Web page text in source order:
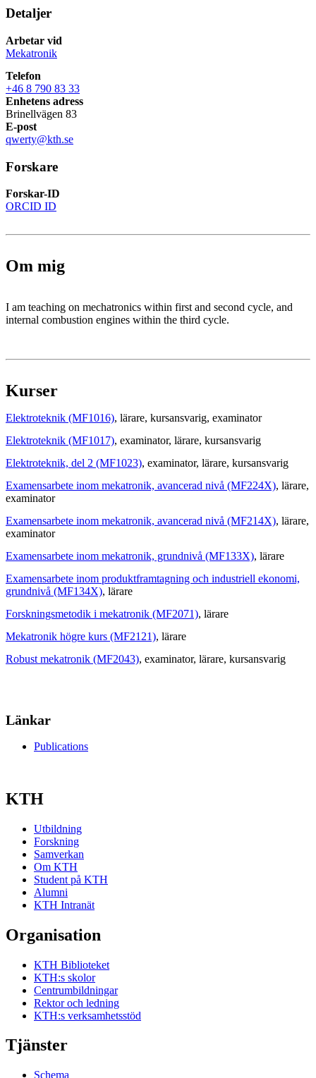
Detaljer
Arbetar vid
Mekatronik
Telefon
+46 8 790 83 33
Enhetens adress
Brinellvägen 83
E-post
qwerty@kth.se
Forskare
Forskar-ID
ORCID ID
Om mig
I am teaching on mechatronics within first and second cycle, and
internal combustion engines within the third cycle.
Kurser
Elektroteknik (MF1016), lärare, kursansvarig, examinator
Elektroteknik (MF1017), examinator, lärare, kursansvarig
Elektroteknik, del 2 (MF1023), examinator, lärare, kursansvarig
Examensarbete inom mekatronik, avancerad nivå (MF224X), lärare,
examinator
Examensarbete inom mekatronik, avancerad nivå (MF214X), lärare,
examinator
Examensarbete inom mekatronik, grundnivå (MF133X), lärare
Examensarbete inom produktframtagning och industriell ekonomi,
grundnivå (MF134X), lärare
Forskningsmetodik i mekatronik (MF2071), lärare
Mekatronik högre kurs (MF2121), lärare
Robust mekatronik (MF2043), examinator, lärare, kursansvarig
Länkar
Publications
KTH
Utbildning
Forskning
Samverkan
Om KTH
Student på KTH
Alumni
KTH Intranät
Organisation
KTH Biblioteket
KTH:s skolor
Centrumbildningar
Rektor och ledning
KTH:s verksamhetsstöd
Tjänster
Schema